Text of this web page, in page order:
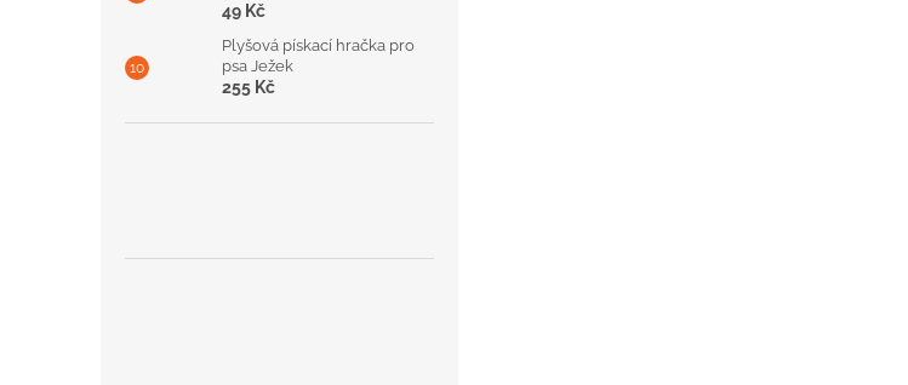
49 Kč
Plyšová pískací hračka pro
psa Ježek
255 Kč